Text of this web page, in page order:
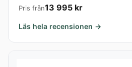
Pris från13 995 kr
Läs hela recensionen →